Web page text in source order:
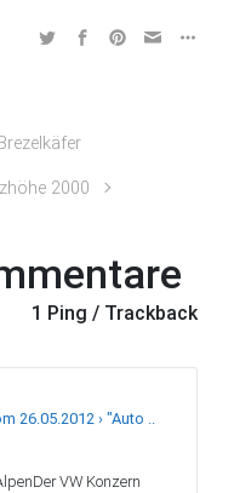
2000
1 Ping / Trackback
26.05.2012 › "Auto ..
VW Konzern